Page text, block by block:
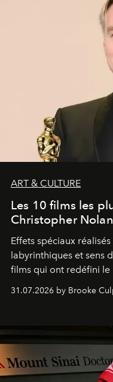
ART & CULTURE
Les 10 films les
Christopher
Effets spéciaux
labyrinthiques et sens
films qui ont redéfini
31.07.2026 by Brooke